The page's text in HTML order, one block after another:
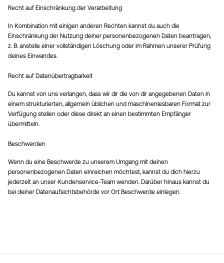
Recht auf Einschränkung der Verarbeitung
In Kombination mit einigen anderen Rechten kannst du auch die
Einschränkung der Nutzung deiner personenbezogenen Daten beantragen,
z. B. anstelle einer vollständigen Löschung oder im Rahmen unserer Prüfung
deines Einwandes.
Recht auf Datenübertragbarkeit
Du kannst von uns verlangen, dass wir dir die von dir angegebenen Daten in
einem strukturierten, allgemein üblichen und maschinenlesbaren Format zur
Verfügung stellen oder diese direkt an einen bestimmten Empfänger
übermitteln.
Beschwerden
Wenn du eine Beschwerde zu unserem Umgang mit deinen
personenbezogenen Daten einreichen möchtest, kannst du dich hierzu
jederzeit an unser Kundenservice-Team wenden. Darüber hinaus kannst du
bei deiner Datenaufsichtsbehörde vor Ort Beschwerde einlegen.